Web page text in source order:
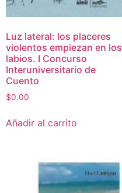
Luz lateral: los placeres
violentos empiezan en los
labios. I Concurso
Interuniversitario de
Cuento
$0.00
Añadir al carrito